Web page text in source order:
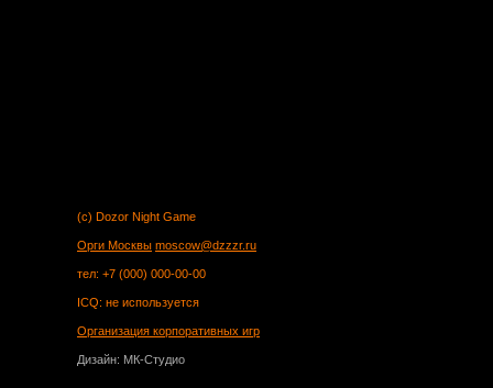
(c) Dozor Night Game
Орги Москвы moscow@dzzzr.ru
тел: +7 (000) 000-00-00
ICQ: не используется
Организация корпоративных игр
Дизайн: МК-Студио